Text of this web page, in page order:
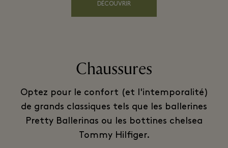
DÉCOUVRIR
Chaussures
Optez pour le confort (et l'intemporalité)
de grands classiques tels que les ballerines
Pretty Ballerinas ou les bottines chelsea
Tommy Hilfiger.